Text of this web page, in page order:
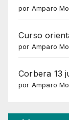
por Amparo
Curso
por Amparo
Corbera 13
por Amparo